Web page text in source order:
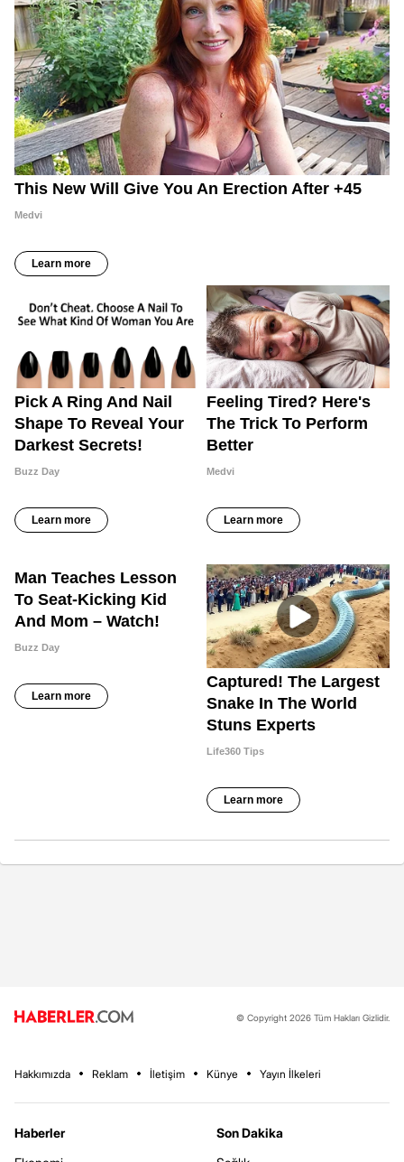
© Copyright 2026 Tüm Hakları Gizlidir.
Hakkımızda Reklam İletişim Künye Yayın İlkeleri
Haberler
Son Dakika